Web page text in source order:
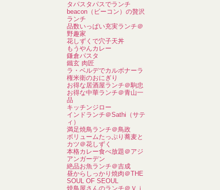
タパスタパスでランチ
beacon（ビーコン）の贅沢
ランチ
品数いっぱい充実ランチ＠
野趣家
花しずくで穴子天丼
もうやんカレー
鎌倉パスタ
鐵玄 肉匠
ラ・ベルデでカルボナーラ
権米衛のおにぎり
お得な居酒屋ランチ＠駒忠
お得な中華ランチ＠青山一
品
キッチンジロー
インドランチ＠Sathi（サテ
ィ）
満足焼鳥ランチ＠鳥政
ボリュームたっぷり蕎麦と
カツ＠花しずく
本格カレー食べ放題＠アジ
アンガーデン
絶品お魚ランチ＠吉成
昼からしっかり焼肉＠THE
SOUL OF SEOUL
焼鳥屋さんのランチ＠Ｖｉ